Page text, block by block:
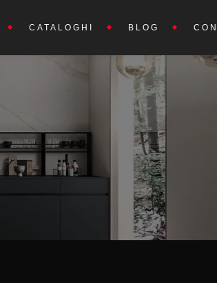
CATALOGHI BLOG